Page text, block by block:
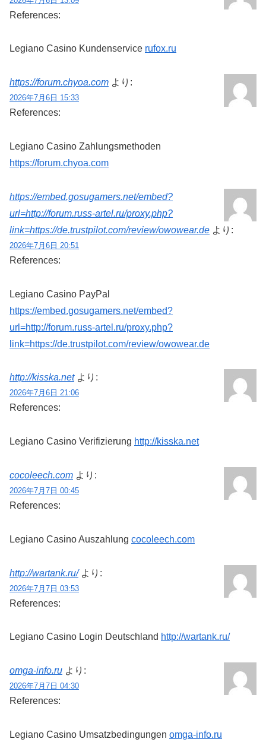
References:
Legiano Casino Kundenservice rufox.ru
https://forum.chyoa.com より:
2026年7月6日 15:33
References:
Legiano Casino Zahlungsmethoden
https://forum.chyoa.com
https://embed.gosugamers.net/embed?
url=http://forum.russ-artel.ru/proxy.php?
link=https://de.trustpilot.com/review/owowear.de より:
2026年7月6日 20:51
References:
Legiano Casino PayPal
https://embed.gosugamers.net/embed?
url=http://forum.russ-artel.ru/proxy.php?
link=https://de.trustpilot.com/review/owowear.de
http://kisska.net より:
2026年7月6日 21:06
References:
Legiano Casino Verifizierung http://kisska.net
cocoleech.com より:
2026年7月7日 00:45
References:
Legiano Casino Auszahlung cocoleech.com
http://wartank.ru/ より:
2026年7月7日 03:53
References:
Legiano Casino Login Deutschland http://wartank.ru/
omga-info.ru より:
2026年7月7日 04:30
References:
Legiano Casino Umsatzbedingungen omga-info.ru